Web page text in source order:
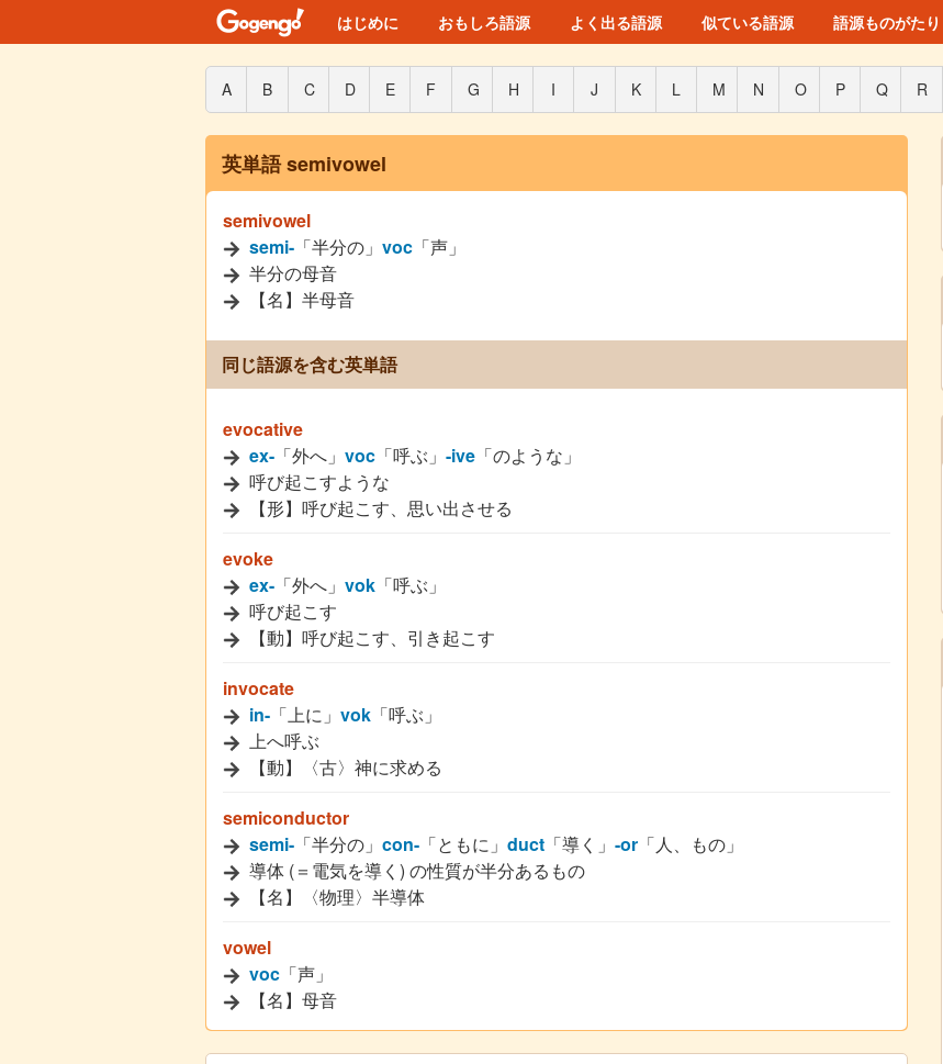
はじめに おもしろ語源 よく出る語源 似ている語源 語源ものがたり
A B C D E F G H I J K L M N O P Q R
英単語 semivowel
semivowel
semi- 「半分の」 voc 「声」
半分の母音
【名】半母音
同じ語源を含む英単語
evocative
ex- 「外へ」 voc 「呼ぶ」 -ive 「のような」
呼び起こすような
【形】呼び起こす、思い出させる
evoke
ex- 「外へ」 vok 「呼ぶ」
呼び起こす
【動】呼び起こす、引き起こす
invocate
in- 「上に」 vok 「呼ぶ」
上へ呼ぶ
【動】〈古〉神に求める
semiconductor
semi- 「半分の」 con- 「ともに」 duct 「導く」 -or 「人、もの」
導体 (＝電気を導く) の性質が半分あるもの
【名】〈物理〉半導体
vowel
voc 「声」
【名】母音